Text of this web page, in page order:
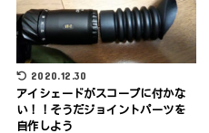
2020.12.30
アイシェードがスコープに付かな
い！！そうだジョイントパーツを
自作しよう